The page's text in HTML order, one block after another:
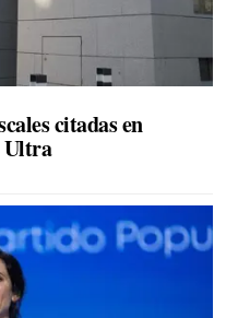
citadas en
Ultra